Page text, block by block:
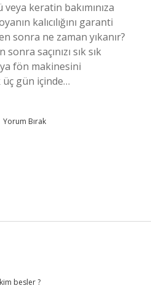
keratin bakımınıza
kalıcılığını garanti
sonra ne zaman yıkanır?
saçınızı sık sık
fön makinesini
gün içinde…
Yorum Bırak
besler ?